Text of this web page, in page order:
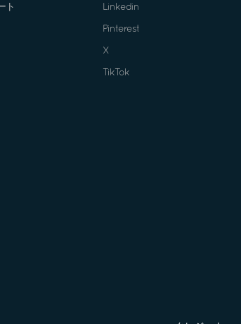
ト Linkedin
Pinterest
X
TikTok